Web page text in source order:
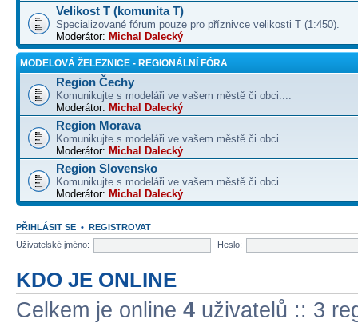
Velikost T (komunita T)
Specializované fórum pouze pro příznivce velikosti T (1:450).
Moderátor: Michal Dalecký
MODELOVÁ ŽELEZNICE - REGIONÁLNÍ FÓRA
Region Čechy
Komunikujte s modeláři ve vašem městě či obci....
Moderátor: Michal Dalecký
Region Morava
Komunikujte s modeláři ve vašem městě či obci....
Moderátor: Michal Dalecký
Region Slovensko
Komunikujte s modeláři ve vašem městě či obci....
Moderátor: Michal Dalecký
PŘIHLÁSIT SE • REGISTROVAT
Uživatelské jméno:
Heslo:
KDO JE ONLINE
Celkem je online 4 uživatelů :: 3